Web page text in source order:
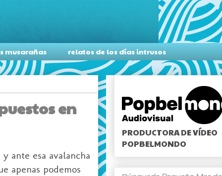
musarañas relatos de los días intrusos
en
ante esa avalancha
apenas podemos
PRODUCTORA DE VÍDEO
POPBELMONDO